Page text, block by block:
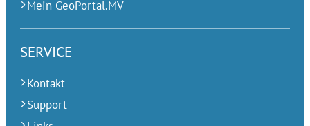
Mein GeoPortal.MV
SERVICE
Kontakt
Support